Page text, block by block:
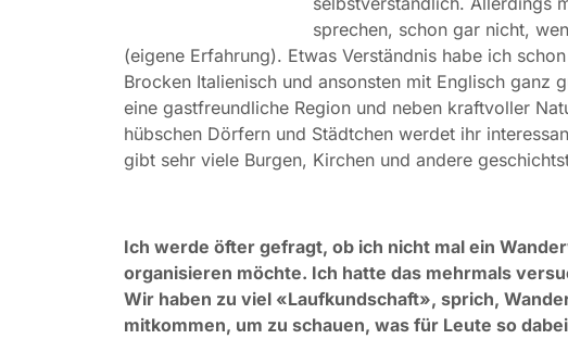
sprechen, schon gar nicht,
(eigene Erfahrung). Etwas Verständnis habe ich
Brocken Italienisch und ansonsten mit Englisch ganz
eine gastfreundliche Region und neben kraftvoller
hübschen Dörfern und Städtchen werdet ihr
gibt sehr viele Burgen, Kirchen und andere
Ich werde öfter gefragt, ob ich nicht mal ein
organisieren möchte. Ich hatte das mehrmals
Wir haben zu viel «Laufkundschaft», sprich,
mitkommen, um zu schauen, was für Leute so